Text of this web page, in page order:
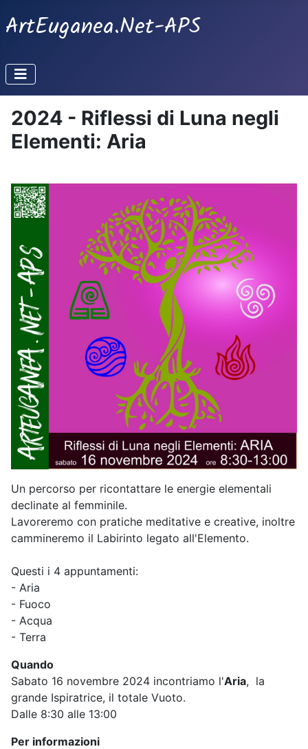
ArtEuganea.Net-APS
2024 - Riflessi di Luna negli
Elementi: Aria
Un percorso per ricontattare le energie elementali
declinate al femminile.
Lavoreremo con pratiche meditative e creative, inoltre
cammineremo il Labirinto legato all'Elemento.
Questi i 4 appuntamenti:
- Aria
- Fuoco
- Acqua
- Terra
Quando
Sabato 16 novembre 2024 incontriamo l'Aria, la
grande Ispiratrice, il totale Vuoto.
Dalle 8:30 alle 13:00
Per informazioni